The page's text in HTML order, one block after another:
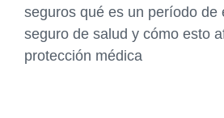
seguros qué es un período de
seguro de salud y cómo esto
protección médica